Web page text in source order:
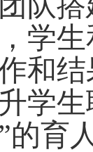
学
和
学
的育